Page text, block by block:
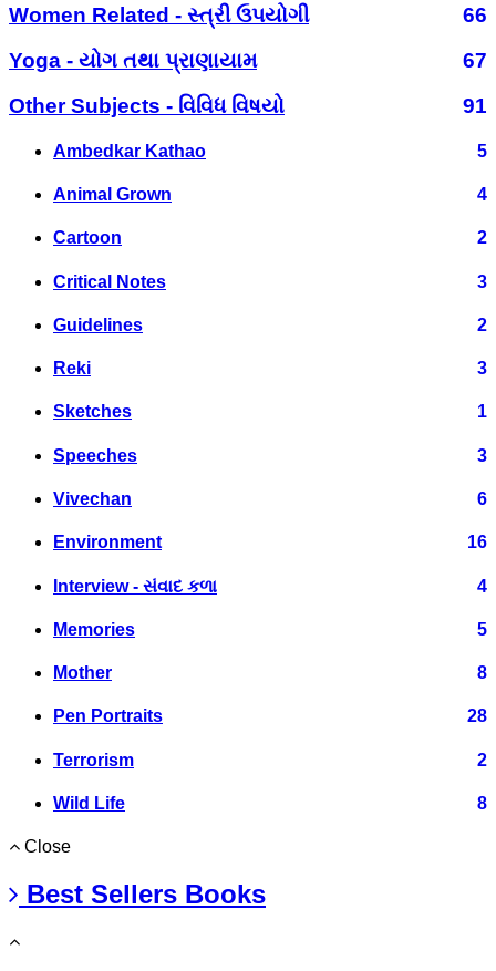
Women Related - સ્ત્રી ઉપયોગી
66
Yoga - યોગ તથા પ્રાણાયામ
67
Other Subjects - વિવિધ વિષયો
91
Ambedkar Kathao 5
Animal Grown 4
Cartoon 2
Critical Notes 3
Guidelines 2
Reki 3
Sketches 1
Speeches 3
Vivechan 6
Environment 16
Interview - સંવાદ કળા 4
Memories 5
Mother 8
Pen Portraits 28
Terrorism 2
Wild Life 8
Close
Best Sellers Books